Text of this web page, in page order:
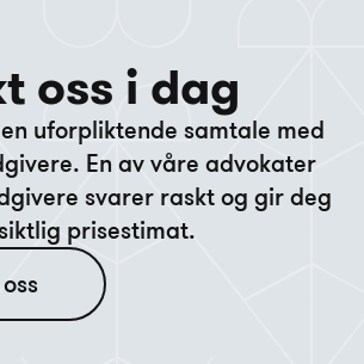
oss i dag
uforpliktende samtale med
En av våre advokater
svarer raskt og gir deg
prisestimat.